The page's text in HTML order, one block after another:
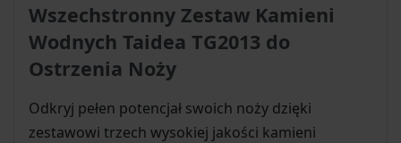
Wszechstronny Zestaw Kamieni
Wodnych Taidea TG2013 do
Ostrzenia Noży
Odkryj pełen potencjał swoich noży dzięki
zestawowi trzech wysokiej jakości kamieni